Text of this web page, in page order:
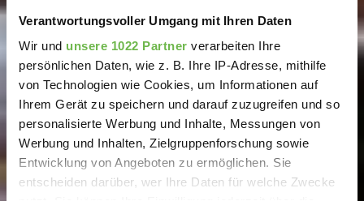
Verantwortungsvoller Umgang mit Ihren Daten
Wir und unsere 1022 Partner verarbeiten Ihre
persönlichen Daten, wie z. B. Ihre IP-Adresse, mithilfe
von Technologien wie Cookies, um Informationen auf
Ihrem Gerät zu speichern und darauf zuzugreifen und so
personalisierte Werbung und Inhalte, Messungen von
Werbung und Inhalten, Zielgruppenforschung sowie
Entwicklung von Angeboten zu ermöglichen. Sie
entscheiden darüber, wer Ihre Daten für welche Zwecke